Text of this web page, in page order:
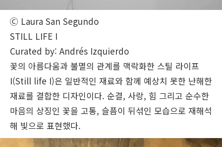
Ⓒ Laura San Segundo
STILL LIFE I
Curated by: Andrés Izquierdo
꽃의 아름다움과 불멸의 관계를 맥락화한 스틸 라이프
I(Still life I)은 일반적인 재료와 함께 예상치 못한 난해한
재료를 결합한 디자인이다. 순결, 사랑, 힘 그리고 순수한
마음의 상징인 꽃을 고통, 슬픔이 뒤섞인 모습으로 재해석
해 빛으로 표현했다.